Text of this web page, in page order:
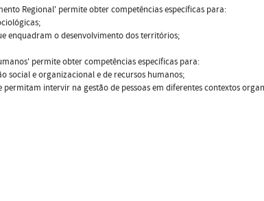
Regional' permite obter competências específicas para:
enquadram o desenvolvimento dos territórios;
permite obter competências específicas para:
social e organizacional e de recursos humanos;
intervir na gestão de pessoas em diferentes contextos